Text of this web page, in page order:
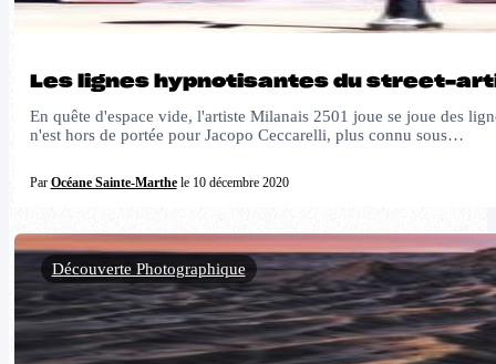
Les lignes hypnotisantes du street-
En quête d'espace vide, l'artiste Milanais 2501 joue se joue des
n'est hors de portée pour Jacopo Ceccarelli, plus connu sous…
Par Océane Sainte-Marthele 10 décembre 2020
Découverte Photographique